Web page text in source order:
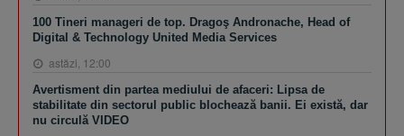
100 Tineri manageri de top. Dragoş Andronache, Head of
Digital & Technology United Media Services
astăzi, 12:00
Avertisment din partea mediului de afaceri: Lipsa de
stabilitate din sectorul public blochează banii. Ei există, dar
nu circulă VIDEO